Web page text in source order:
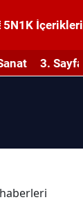
5N1K İçerikleri
3. Sayfa